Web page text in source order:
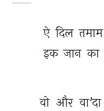
ऐ दिल तमाम
इक जान का
वो और वा'दा